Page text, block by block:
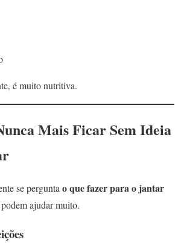
é muito nutritiva.
Mais Ficar Sem Ideia
se pergunta o que fazer para o jantar
ajudar muito.